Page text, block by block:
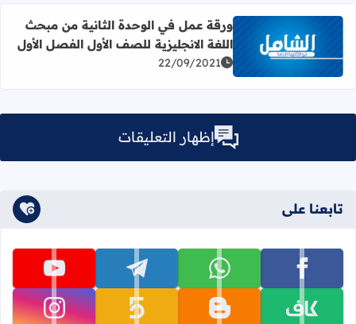
اقرأ المزيد عن ورقة عمل في الوحدة الثانية من مبحث اللغة
ورقة عمل في الوحدة الثانية من مبحث
اللغة الانجليزية للصف الأول الفصل الأول
22/09/2021
إظهار التعليقات
تابعنا على
تابعنا على facebook تابعنا على whatsapp تابعنا على telegram تابعنا على youtube
تابعنا على kafiil تابعنا على blogger تابعنا على khamsat تابعنا على instagram